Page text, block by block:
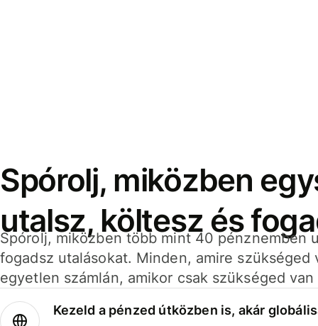
Spórolj, miközben
utalsz, költesz és
Spórolj, miközben több mint 40 pénznemben
fogadsz utalásokat. Minden, amire szükséged
egyetlen számlán, amikor csak szükséged van
Kezeld a pénzed útközben is, akár